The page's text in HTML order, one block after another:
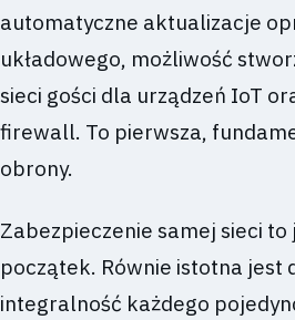
automatyczne aktualizacje
układowego, możliwość
sieci gości dla urządzeń IoT
firewall. To pierwsza,
obrony.
Zabezpieczenie samej sieci
początek. Równie istotna jest
integralność każdego